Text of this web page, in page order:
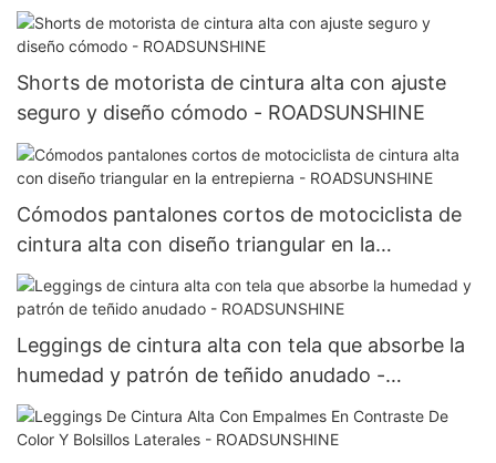
Shorts de motorista de cintura alta con ajuste
seguro y diseño cómodo - ROADSUNSHINE
Cómodos pantalones cortos de motociclista de
cintura alta con diseño triangular en la
entrepierna - ROADSUNSHINE
Leggings de cintura alta con tela que absorbe la
humedad y patrón de teñido anudado -
ROADSUNSHINE